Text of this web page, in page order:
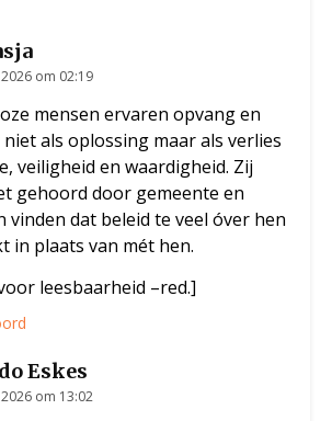
om 02:19
mensen ervaren opvang en
als oplossing maar als verlies
veiligheid en waardigheid. Zij
gehoord door gemeente en
vinden dat beleid te veel óver hen
in plaats van mét hen.
leesbaarheid –red.]
Eskes
om 13:02